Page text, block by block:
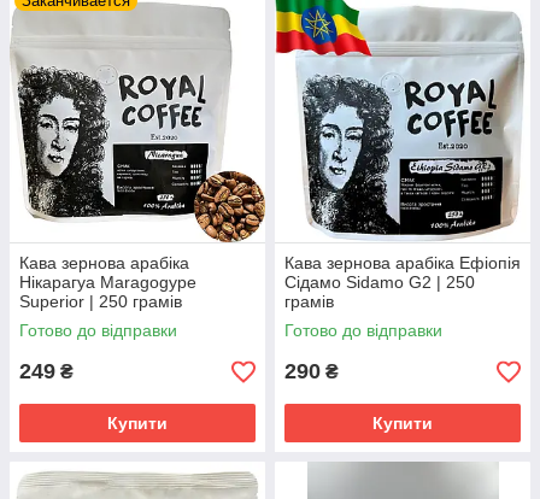
Кава зернова арабіка
Нікарагуа Maragogype
Superior | 250 грамів
Готово до відправки
249 ₴
Купити
Кава зернова арабіка Ефіопія
Сідамо Sidamo G2 | 250
грамів
Готово до відправки
290 ₴
Купити